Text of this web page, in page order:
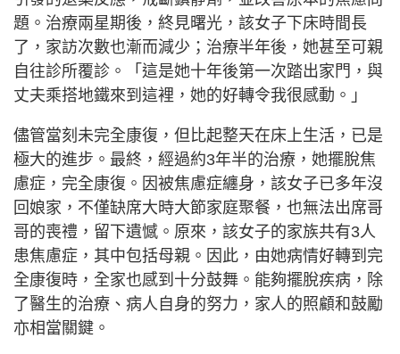
題。治療兩星期後，終見曙光，該女子下床時間長
了，家訪次數也漸而減少；治療半年後，她甚至可親
自往診所覆診。「這是她十年後第一次踏出家門，與
丈夫乘搭地鐵來到這裡，她的好轉令我很感動。」
儘管當刻未完全康復，但比起整天在床上生活，已是
極大的進步。最終，經過約3年半的治療，她擺脫焦
慮症，完全康復。因被焦慮症纏身，該女子已多年沒
回娘家，不僅缺席大時大節家庭聚餐，也無法出席哥
哥的喪禮，留下遺憾。原來，該女子的家族共有3人
患焦慮症，其中包括母親。因此，由她病情好轉到完
全康復時，全家也感到十分鼓舞。能夠擺脫疾病，除
了醫生的治療、病人自身的努力，家人的照顧和鼓勵
亦相當關鍵。